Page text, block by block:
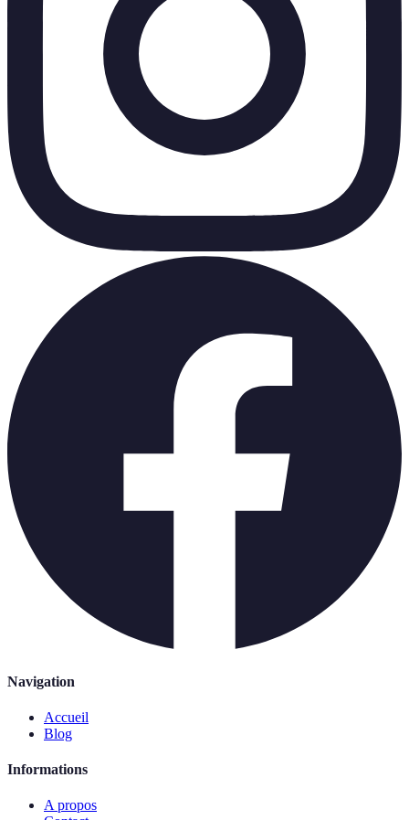
Navigation
Accueil
Blog
Informations
A propos